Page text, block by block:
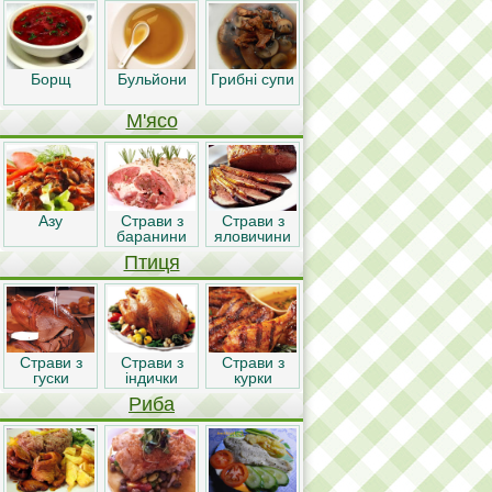
Борщ Бульйони Грибні супи
М'ясо
Азу
Страви з
баранини
Страви з
яловичини
Птиця
Страви з
гуски
Страви з
індички
Страви з
курки
Риба